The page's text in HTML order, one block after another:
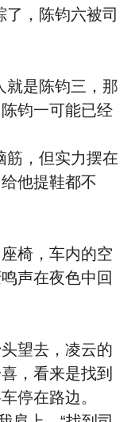
了，陈钧六被司
就是陈钧三，那
钧一可能已经
筋，但实力摆在
他提鞋都不
椅，车内的空
声在夜色中回
望去，凌云的
，看来是找到
停在路边。